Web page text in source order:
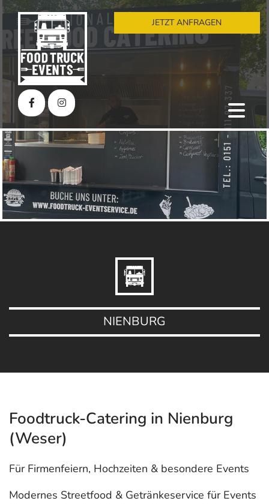
JETZT ANFRAGEN
NIENBURG
Foodtruck-Catering in Nienburg
(Weser)
Für Firmenfeiern, Hochzeiten & besondere Events
Modernes Streetfood & Getränkeservice für Events